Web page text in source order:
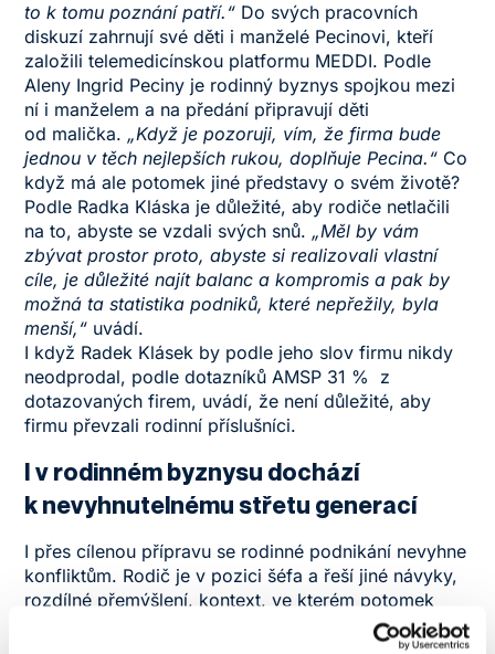
to k tomu poznání patří.“ Do svých pracovních
diskuzí zahrnují své děti i manželé Pecinovi, kteří
založili telemedicínskou platformu MEDDI. Podle
Aleny Ingrid Peciny je rodinný byznys spojkou mezi
ní i manželem a na předání připravují děti
od malička. „Když je pozoruji, vím, že firma bude
jednou v těch nejlepších rukou, doplňuje Pecina.“ Co
když má ale potomek jiné představy o svém životě?
Podle Radka Kláska je důležité, aby rodiče netlačili
na to, abyste se vzdali svých snů. „Měl by vám
zbývat prostor proto, abyste si realizovali vlastní
cíle, je důležité najít balanc a kompromis a pak by
možná ta statistika podniků, které nepřežily, byla
menší,“ uvádí.
I když Radek Klásek by podle jeho slov firmu nikdy
neodprodal, podle dotazníků AMSP 31 % z
dotazovaných firem, uvádí, že není důležité, aby
firmu převzali rodinní příslušníci.
I v rodinném byznysu dochází
k nevyhnutelnému střetu generací
I přes cílenou přípravu se rodinné podnikání nevyhne
konfliktům. Rodič je v pozici šéfa a řeší jiné návyky,
rozdílné přemýšlení, kontext, ve kterém potomek
vyrůstá. Klásek starší, který požádal o živnostenské
oprávnění po roce 1989, ve svých začátcích stavěl